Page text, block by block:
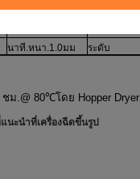
นาที.หนา.1.0มม ระดับ
ชม.@ 80℃โดย Hopper Dryer
นะนำที่เครื่องฉีดขึ้นรูป